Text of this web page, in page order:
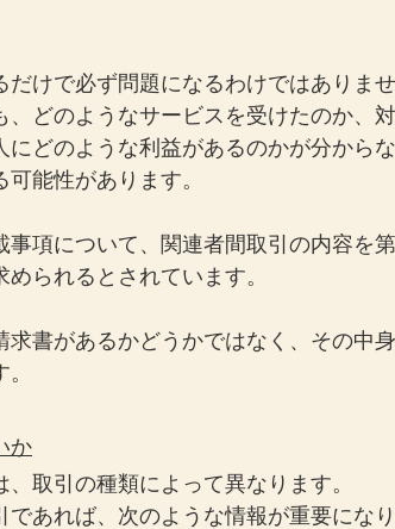
けで必ず問題になるわけではありませ
どのようなサービスを受けたのか、
どのような利益があるのかが分からな
能性があります。
事項について、関連者間取引の内容を
られるとされています。
書があるかどうかではなく、その中
か
取引の種類によって異なります。
あれば、次のような情報が重要になり